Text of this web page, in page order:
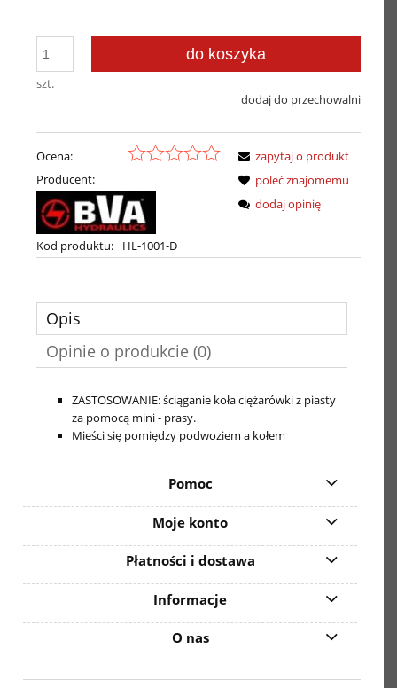
szt.
do koszyka
dodaj do przechowalni
Ocena:
Producent:
Kod produktu: HL-1001-D
zapytaj o produkt
poleć znajomemu
dodaj opinię
Opis
Opinie o produkcie (0)
ZASTOSOWANIE: ściąganie koła ciężarówki z piasty
za pomocą mini - prasy.
Mieści się pomiędzy podwoziem a kołem
Pomoc
Moje konto
Płatności i dostawa
Informacje
O nas